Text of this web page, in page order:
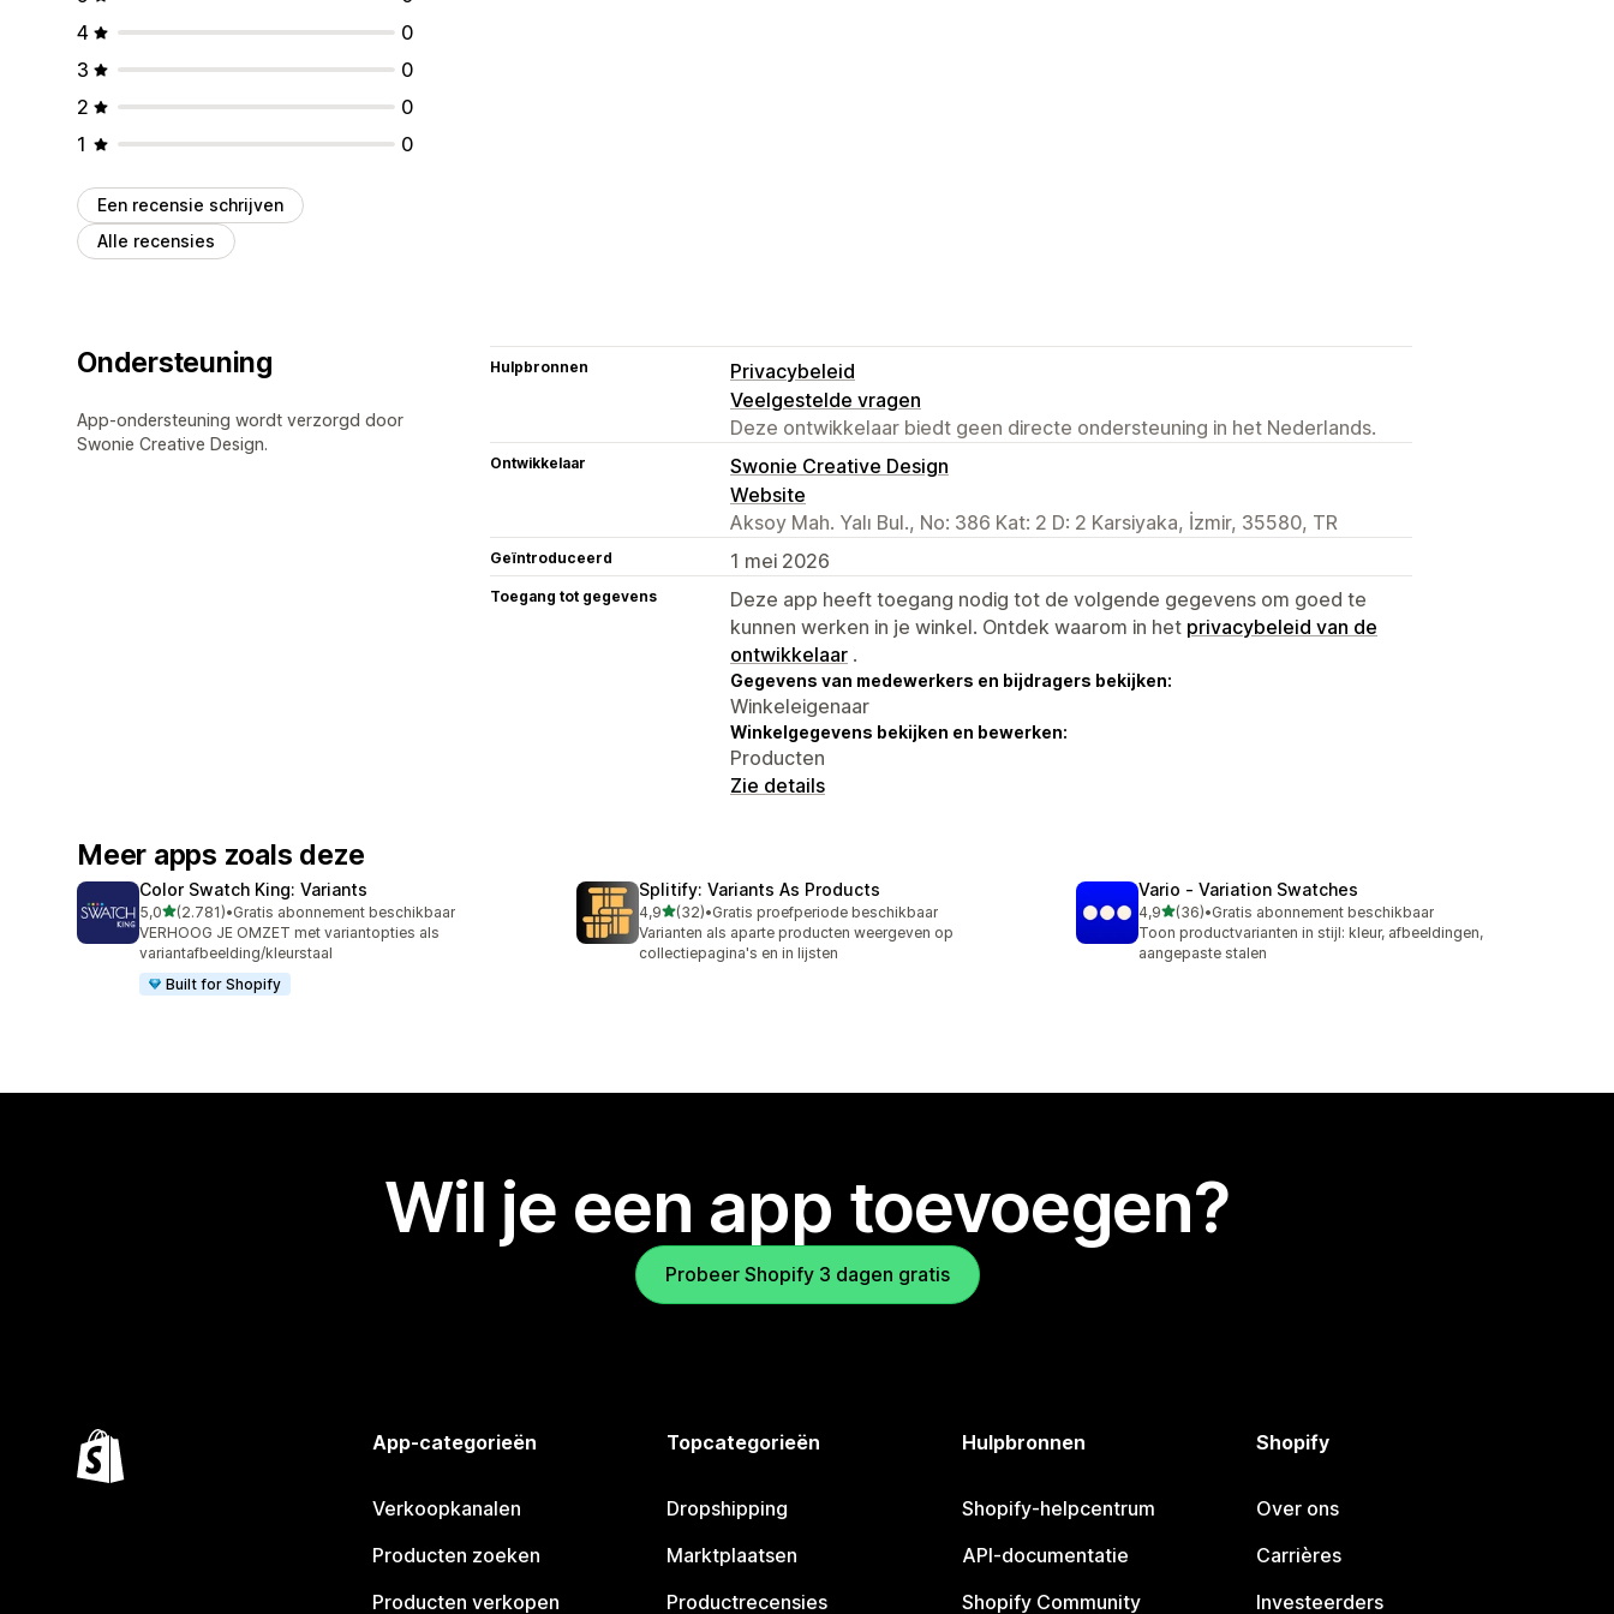
4
0
3
0
2
0
1
0
Een recensie schrijven
Alle recensies
Ondersteuning
App-ondersteuning wordt verzorgd door
Swonie Creative Design.
Hulpbronnen
Privacybeleid
Veelgestelde vragen
Deze ontwikkelaar biedt geen directe ondersteuning in het Nederlands.
Ontwikkelaar
Swonie Creative Design
Website
Aksoy Mah. Yalı Bul., No: 386 Kat: 2 D: 2 Karsiyaka, İzmir, 35580, TR
Geïntroduceerd 1 mei 2026
Toegang tot gegevens
Deze app heeft toegang nodig tot de volgende gegevens om goed te
kunnen werken in je winkel. Ontdek waarom in het privacybeleid van de
ontwikkelaar .
Gegevens van medewerkers en bijdragers bekijken:
Winkeleigenaar
Winkelgegevens bekijken en bewerken:
Producten
Zie details
Meer apps zoals deze
Color Swatch King: Variants
5,0van 5 sterren
(2.781)
2781 recensies in totaal
•Gratis abonnement beschikbaar
VERHOOG JE OMZET met variantopties als
variantafbeelding/kleurstaal
Built for Shopify
Splitify: Variants As Products
4,9van 5 sterren
(32)
32 recensies in totaal
•Gratis proefperiode beschikbaar
Varianten als aparte producten weergeven op
collectiepagina's en in lijsten
Vario ‑ Variation Swatches
4,9van 5 sterren
(36)
36 recensies in totaal
•Gratis abonnement beschikbaar
Toon productvarianten in stijl: kleur, afbeeldingen,
aangepaste stalen
Wil je een app toevoegen?
Probeer Shopify 3 dagen gratis
App-categorieën
Verkoopkanalen
Producten zoeken
Producten verkopen
Topcategorieën
Dropshipping
Marktplaatsen
Productrecensies
Hulpbronnen
Shopify-helpcentrum
API-documentatie
Shopify Community
Shopify
Over ons
Carrières
Investeerders